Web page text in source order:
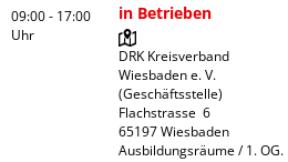
09:00 - 17:00
Uhr
in Betrieben
DRK Kreisverband
Wiesbaden e. V.
(Geschäftsstelle)
Flachstrasse  6
65197 Wiesbaden
Ausbildungsräume / 1. OG.